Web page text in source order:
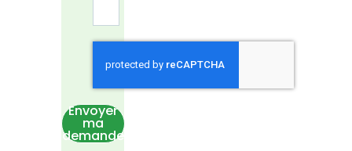
Envoyer
ma
demande